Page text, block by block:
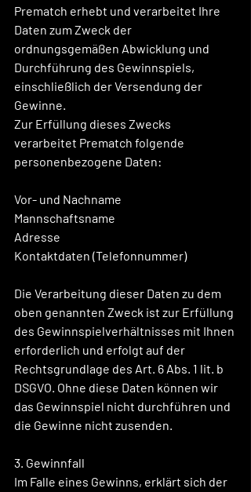
Prematch erhebt und verarbeitet Ihre
Daten zum Zweck der
ordnungsgemäßen Abwicklung und
Durchführung des Gewinnspiels,
einschließlich der Versendung der
Gewinne.
Zur Erfüllung dieses Zwecks
verarbeitet Prematch folgende
personenbezogene Daten:
Vor- und Nachname
Mannschaftsname
Adresse
Kontaktdaten (Telefonnummer)
Die Verarbeitung dieser Daten zu dem
oben genannten Zweck ist zur Erfüllung
des Gewinnspielverhältnisses mit Ihnen
erforderlich und erfolgt auf der
Rechtsgrundlage des Art. 6 Abs. 1 lit. b
DSGVO. Ohne diese Daten können wir
das Gewinnspiel nicht durchführen und
die Gewinne nicht zusenden.
3. Gewinnfall
Im Falle eines Gewinns, erklärt sich der